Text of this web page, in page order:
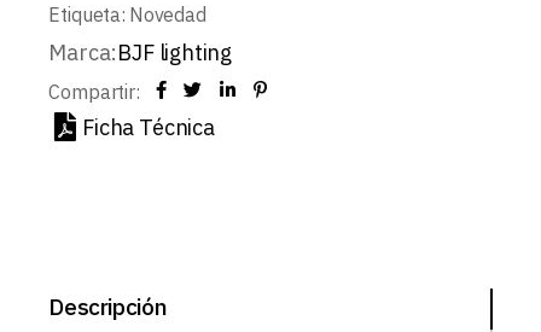
Etiqueta: Novedad
Marca:BJF lighting
Compartir:
Ficha Técnica
Descripción